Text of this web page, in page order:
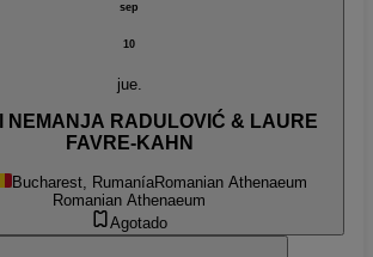
sep
10
jue.
NEMANJA RADULOVIĆ & LAURE
FAVRE-KAHN
Bucharest, RumaníaRomanian Athenaeum
Romanian Athenaeum
Agotado